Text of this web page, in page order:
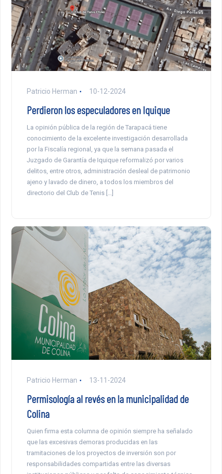
Patricio Herman 10-12-2024
Perdieron los especuladores en Iquique
La opinión pública de la región de Tarapacá tiene
conocimiento de la excelente investigación desarrollada
por la Fiscalía regional, ya que la semana pasada el
Juzgado de Garantía de Iquique reformalizó por varios
delitos, entre otros, administración desleal de patrimonio
ajeno y lavado de dinero, a todos los miembros del
directorio del Club de Tenis […]
Patricio Herman 13-11-2024
Permisología al revés en la municipalidad de
Colina
Quien firma esta columna de opinión siempre ha señalado
que las excesivas demoras producidas en las
tramitaciones de los proyectos de inversión son por
responsabilidades compartidas entre las diversas